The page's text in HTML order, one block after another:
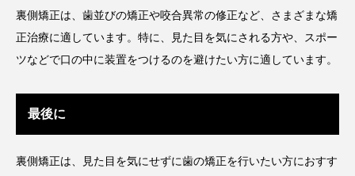
裏側矯正は、歯並びの矯正や咬合異常の修正など、さまざまな矯
正治療に適しています。特に、見た目を気にされる方や、スポー
ツなどで口の中に装置をつけるのを避けたい方に適しています。
最後に
裏側矯正は、見た目を気にせずに歯の矯正を行いたい方におすす